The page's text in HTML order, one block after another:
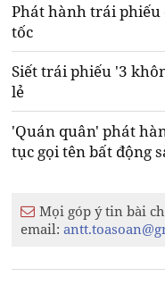
Phát hành trái phiếu
tốc
Siết trái phiếu '3
lẻ
'Quán quân' phát
tục gọi tên bất động
Mọi góp ý tin bài
email: